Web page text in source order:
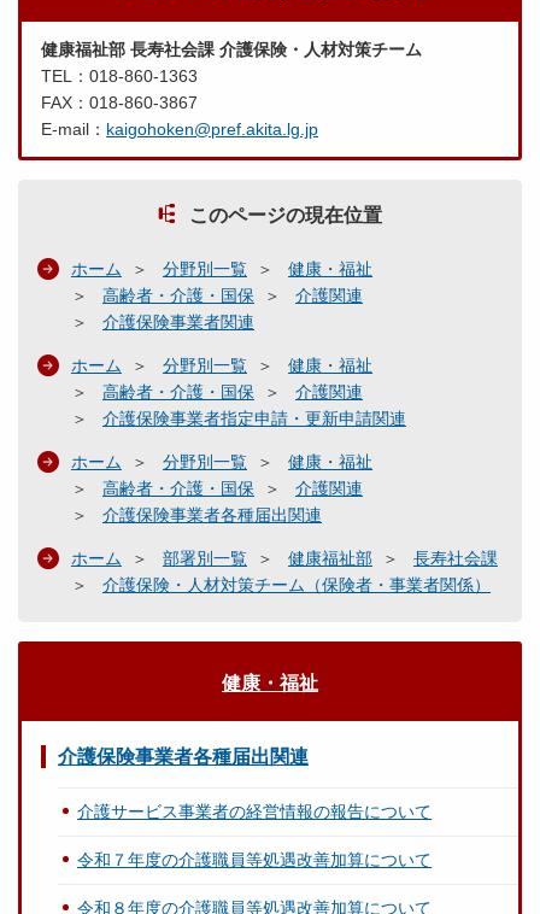
健康福祉部 長寿社会課 介護保険・人材対策チーム
TEL：018-860-1363
FAX：018-860-3867
E-mail： kaigohoken@pref.akita.lg.jp
このページの現在位置
ホーム 分野別一覧
健康・福祉
高齢者・介護・国保
介護関連
介護保険事業者関連
ホーム 分野別一覧
健康・福祉
高齢者・介護・国保
介護関連
介護保険事業者指定申請・更新申請関連
ホーム 分野別一覧
健康・福祉
高齢者・介護・国保
介護関連
介護保険事業者各種届出関連
ホーム 部署別一覧 健康福祉部
長寿社会課
介護保険・人材対策チーム（保険者・事業者関係）
健康・福祉
介護保険事業者各種届出関連
介護サービス事業者の経営情報の報告について
令和７年度の介護職員等処遇改善加算について
令和８年度の介護職員等処遇改善加算について